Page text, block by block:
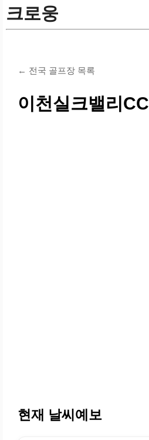
크로웅
← 전국 골프장 목록
이천실크밸리CC
현재 날씨예보